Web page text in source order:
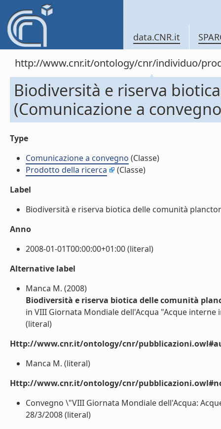
data.CNR.it
http://www.cnr.it/ontology/cnr/individuo/
Biodiversità e riserva
(Comunicazione a
Type
Comunicazione a convegno (Classe)
Prodotto della ricerca
(Classe)
Label
Biodiversità e riserva biotica delle comunità
Anno
2008-01-01T00:00:00+01:00 (literal)
Alternative label
Manca M. (2008)
Biodiversità e riserva biotica delle comunità
in VIII Giornata Mondiale dell'Acqua "Acque interne
(literal)
Http://www.cnr.it/ontology/cnr/
Manca M. (literal)
Http://www.cnr.it/ontology/cnr/
Convegno \"VIII Giornata Mondiale dell'Acqua:
28/3/2008 (literal)